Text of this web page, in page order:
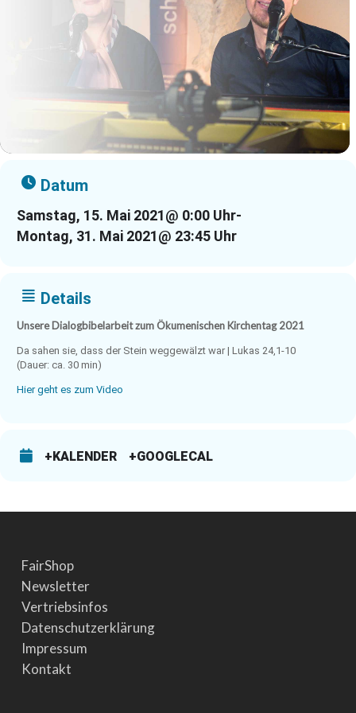
Datum
Samstag, 15. Mai 2021@ 0:00 Uhr-
Montag, 31. Mai 2021@ 23:45 Uhr
Details
Unsere Dialogbibelarbeit zum Ökumenischen Kirchentag 2021
Da sahen sie, dass der Stein weggewälzt war | Lukas 24,1-10
(Dauer: ca. 30 min)
Hier geht es zum Video
+KALENDER +GOOGLECAL
FairShop
Newsletter
Vertriebsinfos
Datenschutzerklärung
Impressum
Kontakt